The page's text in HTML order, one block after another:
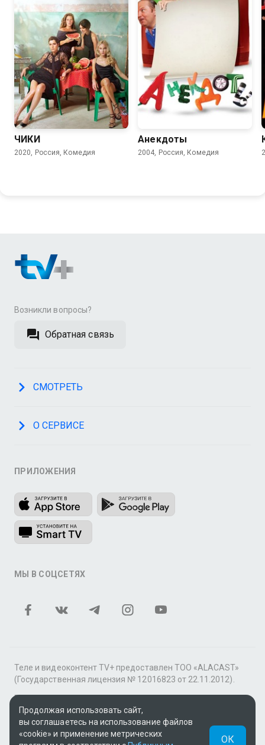
7.7 7.6
ЧИКИ
2020, Россия, Комедия
5.5
Анекдоты
2004, Россия, Комедия
Возникли вопросы?
Обратная связь
СМОТРЕТЬ
О СЕРВИСЕ
ПРИЛОЖЕНИЯ
МЫ В СОЦСЕТЯХ
Теле и видеоконтент TV+ предоставлен ТОО «ALACAST»
(Государственная лицензия № 12016823 от 22.11.2012).
В рамках услуги «Видео по подписке» для «Пакета
фильмов и сериалов tv+» контент предоставляется
онлайн-кинотеатром MEGOGO.
Поддержка: tvplus@telecom.kz
Продолжая использовать сайт,
вы соглашаетесь на использование файлов
«cookie» и применение метрических
ОК